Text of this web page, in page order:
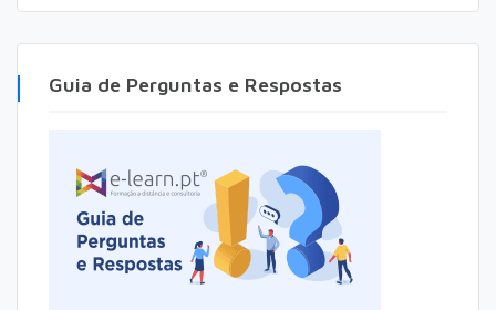
Guia de Perguntas e Respostas